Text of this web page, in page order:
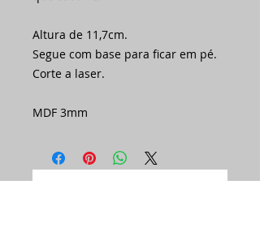
Altura de 11,7cm.
Segue com base para ficar em pé.
Corte a laser.
MDF 3mm